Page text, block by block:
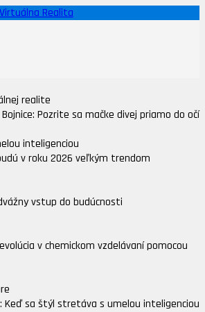
Pozrite sa mačke divej priamo do očí
v roku 2026 veľkým trendom
vstup do budúcnosti
v chemickom vzdelávaní pomocou
Keď sa štýl stretáva s umelou inteligenciou